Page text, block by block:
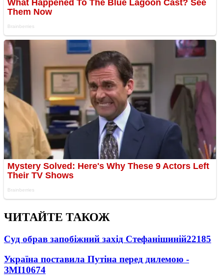
ЧИТАЙТЕ ТАКОЖ
Суд обрав запобіжний захід Стефанішиній22185
Україна поставила Путіна перед дилемою -
ЗМІ10674